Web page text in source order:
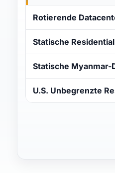
Rotierende
Statische
Statische
U.S. Unbegrenzte